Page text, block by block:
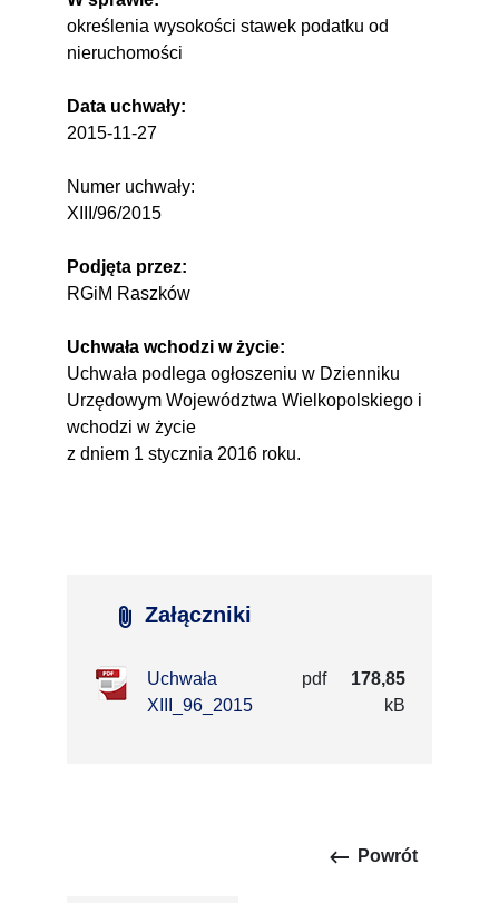
określenia wysokości stawek podatku od
nieruchomości
Data uchwały:
2015-11-27
Numer uchwały:
XIII/96/2015
Podjęta przez:
RGiM Raszków
Uchwała wchodzi w życie:
Uchwała podlega ogłoszeniu w Dzienniku
Urzędowym Województwa Wielkopolskiego i
wchodzi w życie
z dniem 1 stycznia 2016 roku.
attach_file Załączniki
Uchwała
XIII_96_2015
pdf
178,85
kB
keyboard_backspace Powrót